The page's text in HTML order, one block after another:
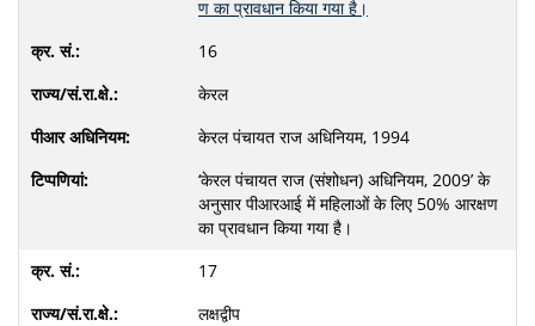
ण का प्रावधान किया गया है।
16
केरल
केरल पंचायत राज अधिनियम, 1994
‘केरल पंचायत राज (संशोधन) अधिनियम, 2009’ के
अनुसार पीआरआई में महिलाओं के लिए 50% आरक्षण
का प्रावधान किया गया है।
17
लक्षद्वीप